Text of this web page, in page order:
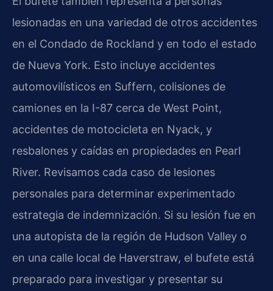
lesionadas en una variedad de otros accidentes
en el Condado de Rockland y en todo el estado
de Nueva York. Esto incluye accidentes
automovilísticos en Suffern, colisiones de
camiones en la I-87 cerca de West Point,
accidentes de motocicleta en Nyack, y
resbalones y caídas en propiedades en Pearl
River. Revisamos cada caso de lesiones
personales para determinar experimentado
estrategia de indemnización. Si su lesión fue en
una autopista de la región de Hudson Valley o
en una calle local de Haverstraw, el bufete está
preparado para investigar y presentar su